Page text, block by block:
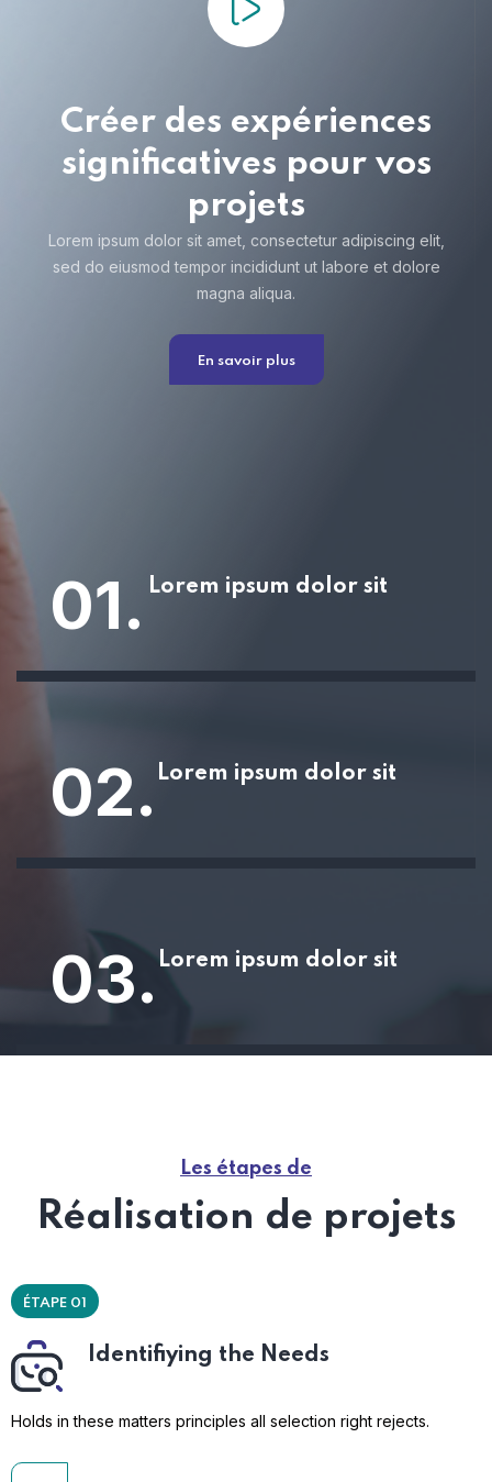
Créer des expériences
significatives pour vos
projets
Lorem ipsum dolor sit amet, consectetur adipiscing elit,
sed do eiusmod tempor incididunt ut labore et dolore
magna aliqua.
En savoir plus
01. Lorem ipsum dolor sit
02. Lorem ipsum dolor sit
03. Lorem ipsum dolor sit
Les étapes de
Réalisation de projets
ÉTAPE 01
Identifiying the Needs
Holds in these matters principles all selection right rejects.